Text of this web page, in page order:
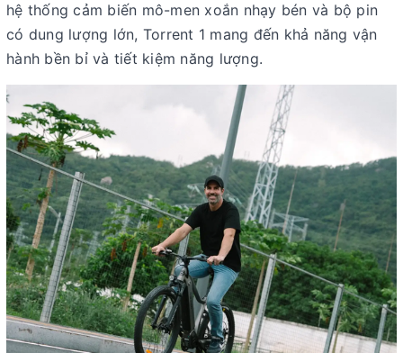
hệ thống cảm biến mô-men xoắn nhạy bén và bộ pin
có dung lượng lớn, Torrent 1 mang đến khả năng vận
hành bền bỉ và tiết kiệm năng lượng.